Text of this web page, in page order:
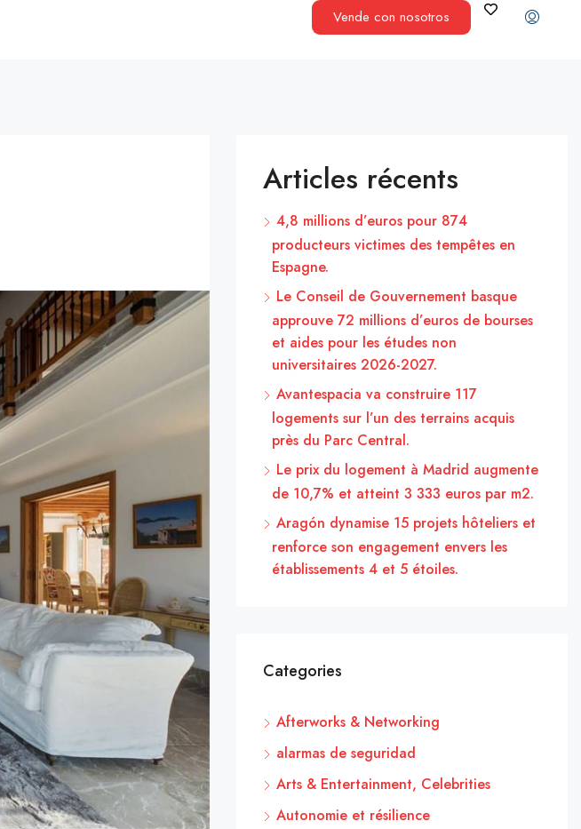
Vende con nosotros
Articles récents
4,8 millions d’euros pour 874
producteurs victimes des tempêtes en
Espagne.
Le Conseil de Gouvernement basque
approuve 72 millions d’euros de bourses
et aides pour les études non
universitaires 2026-2027.
Avantespacia va construire 117
logements sur l’un des terrains acquis
près du Parc Central.
Le prix du logement à Madrid augmente
de 10,7% et atteint 3 333 euros par m2.
Aragón dynamise 15 projets hôteliers et
renforce son engagement envers les
établissements 4 et 5 étoiles.
Categories
Afterworks & Networking
alarmas de seguridad
Arts & Entertainment, Celebrities
Autonomie et résilience